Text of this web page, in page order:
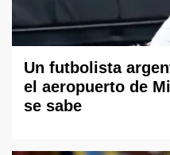
Un futbolista
el aeropuerto de
se sabe